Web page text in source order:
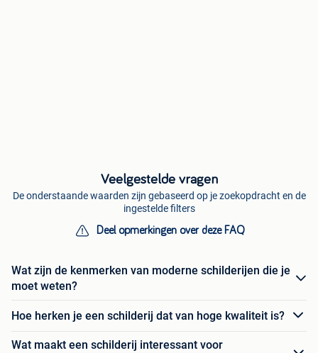
Veelgestelde vragen
De onderstaande waarden zijn gebaseerd op je zoekopdracht en de
ingestelde filters
Deel opmerkingen over deze FAQ
Wat zijn de kenmerken van moderne schilderijen die je
moet weten?
Hoe herken je een schilderij dat van hoge kwaliteit is?
Wat maakt een schilderij interessant voor